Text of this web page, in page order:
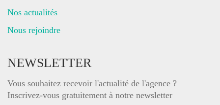
Nos actualités
Nous rejoindre
NEWSLETTER
Vous souhaitez recevoir l'actualité de l'agence ?
Inscrivez-vous gratuitement à notre newsletter